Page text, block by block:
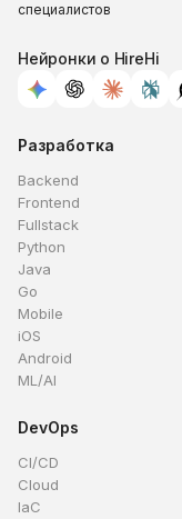
специалистов
Нейронки о HireHi
Разработка
Backend
Frontend
Fullstack
Python
Java
Go
Mobile
iOS
Android
ML/AI
DevOps
CI/CD
Cloud
IaC